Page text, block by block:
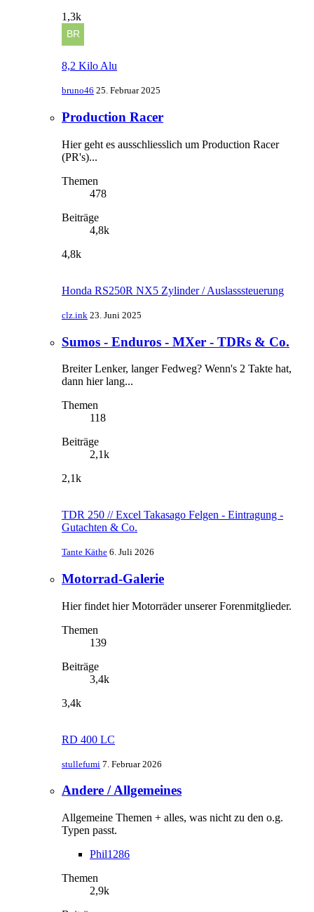
1,3k
8,2 Kilo Alu
bruno46 25. Februar 2025
Production Racer
Hier geht es ausschliesslich um Production Racer
(PR's)...
Themen
478
Beiträge
4,8k
4,8k
Honda RS250R NX5 Zylinder / Auslasssteuerung
clz.ink 23. Juni 2025
Sumos - Enduros - MXer - TDRs & Co.
Breiter Lenker, langer Fedweg? Wenn's 2 Takte hat,
dann hier lang...
Themen
118
Beiträge
2,1k
2,1k
TDR 250 // Excel Takasago Felgen - Eintragung -
Gutachten & Co.
Tante Käthe 6. Juli 2026
Motorrad-Galerie
Hier findet hier Motorräder unserer Forenmitglieder.
Themen
139
Beiträge
3,4k
3,4k
RD 400 LC
stullefumi 7. Februar 2026
Andere / Allgemeines
Allgemeine Themen + alles, was nicht zu den o.g.
Typen passt.
Phil1286
Themen
2,9k